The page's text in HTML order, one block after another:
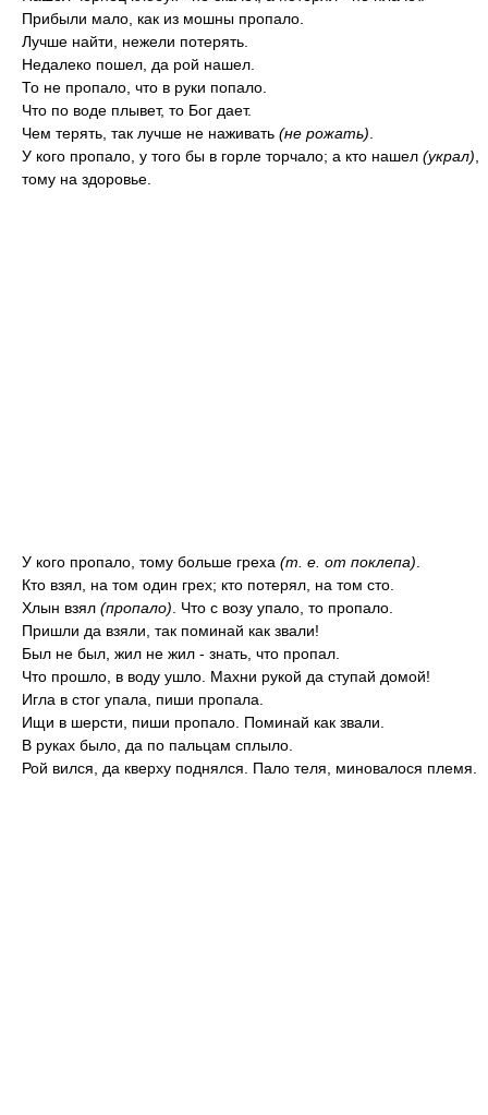
Прибыли мало, как из мошны пропало.
Лучше найти, нежели потерять.
Недалеко пошел, да рой нашел.
То не пропало, что в руки попало.
Что по воде плывет, то Бог дает.
Чем терять, так лучше не наживать (не рожать)
У кого пропало, у того бы в горле торчало; а кто нашел (украл)
тому на здоровье.
У кого пропало, тому больше греха (т. е. от поклепа)
Кто взял, на том один грех; кто потерял, на том сто.
Хлын взял (пропало) . Что с возу упало, то пропало.
Пришли да взяли, так поминай как звали!
Был не был, жил не жил - знать, что пропал.
Что прошло, в воду ушло. Махни рукой да ступай домой!
Игла в стог упала, пиши пропала.
Ищи в шерсти, пиши пропало. Поминай как звали.
В руках было, да по пальцам сплыло.
Рой вился, да кверху поднялся. Пало теля, миновалося племя.